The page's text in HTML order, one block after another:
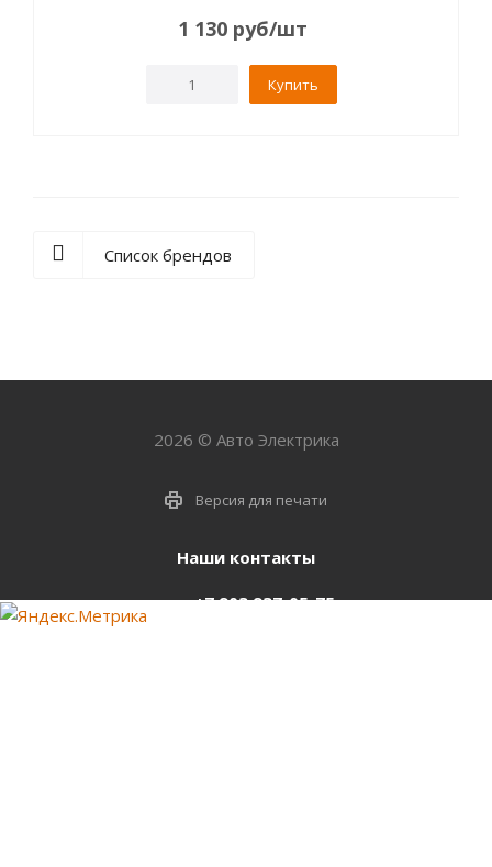
1 130руб/шт
Купить
Список брендов
2026 © Авто Электрика
Версия для печати
Наши контакты
+7 903 937-05-75